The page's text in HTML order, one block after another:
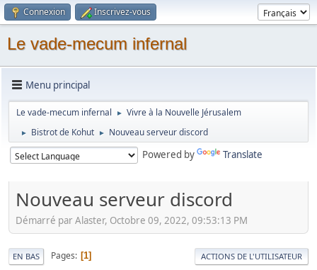
Connexion Inscrivez-vous
Le vade-mecum infernal
Menu principal
Le vade-mecum infernal ► Vivre à la Nouvelle Jérusalem
► Bistrot de Kohut ► Nouveau serveur discord
Powered by Translate
Nouveau serveur discord
Démarré par Alaster, Octobre 09, 2022, 09:53:13 PM
EN BAS Pages 1 ACTIONS DE L'UTILISATEUR